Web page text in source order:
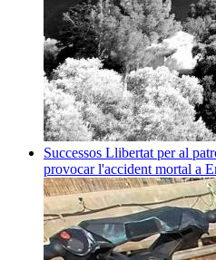
Successos Llibertat per al
provocar l'accident mortal a